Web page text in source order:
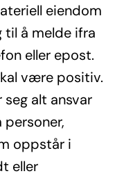
eiendom
å melde ifra
eller epost.
være positiv.
seg alt ansvar
oppstår i
eller